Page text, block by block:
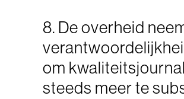
8. De overheid
om
steeds meer te